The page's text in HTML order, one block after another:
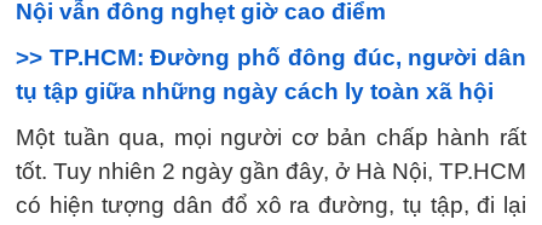
Nội vẫn đông nghẹt giờ cao điểm
>> TP.HCM: Đường phố đông đúc, người dân
tụ tập giữa những ngày cách ly toàn xã hội
Một tuần qua, mọi người cơ bản chấp hành rất
tốt. Tuy nhiên 2 ngày gần đây, ở Hà Nội, TP.HCM
có hiện tượng dân đổ xô ra đường, tụ tập, đi lại